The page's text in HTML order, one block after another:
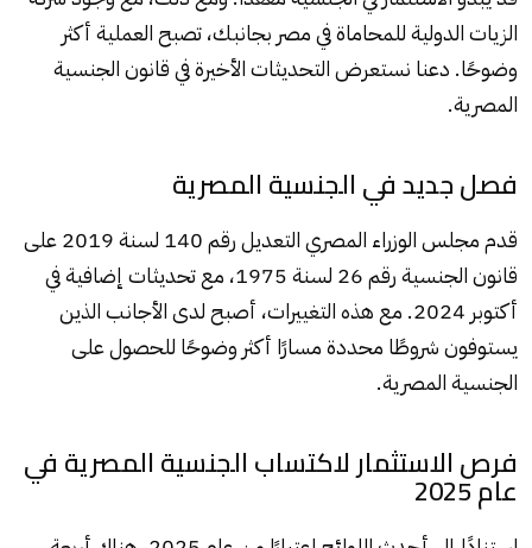
الزيات الدولية للمحاماة في مصر بجانبك، تصبح العملية أكثر
وضوحًا. دعنا نستعرض التحديثات الأخيرة في قانون الجنسية
المصرية.
فصل جديد في الجنسية المصرية
قدم مجلس الوزراء المصري التعديل رقم 140 لسنة 2019 على
قانون الجنسية رقم 26 لسنة 1975، مع تحديثات إضافية في
أكتوبر 2024. مع هذه التغييرات، أصبح لدى الأجانب الذين
يستوفون شروطًا محددة مسارًا أكثر وضوحًا للحصول على
الجنسية المصرية.
فرص الاستثمار لاكتساب الجنسية المصرية في
عام 2025